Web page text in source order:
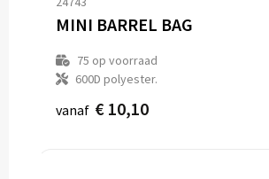
MINI BARREL BAG
75 op voorraad
600D polyester.
vanaf € 10,10